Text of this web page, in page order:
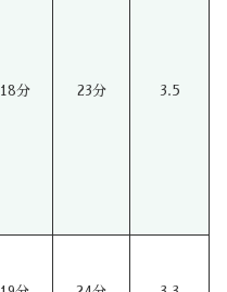
18分 23分 3.5